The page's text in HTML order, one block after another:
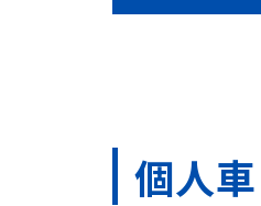
個⼈⾞